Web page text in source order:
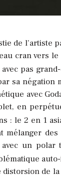
de l’artiste
cran vers
pas
sa négation
avec
en
: le 2 en 1
mélanger
un polar
de